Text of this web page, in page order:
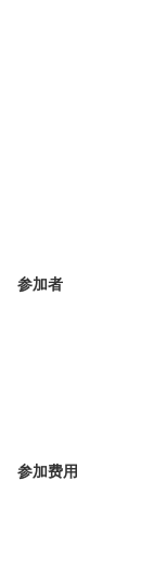
参加者
参加费用